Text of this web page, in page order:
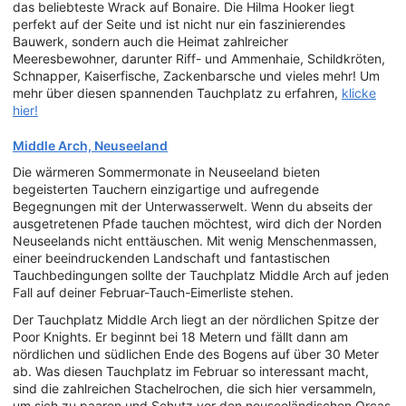
das beliebteste Wrack auf Bonaire. Die Hilma Hooker liegt
perfekt auf der Seite und ist nicht nur ein faszinierendes
Bauwerk, sondern auch die Heimat zahlreicher
Meeresbewohner, darunter Riff- und Ammenhaie, Schildkröten,
Schnapper, Kaiserfische, Zackenbarsche und vieles mehr! Um
mehr über diesen spannenden Tauchplatz zu erfahren, klicke
hier!
Middle Arch, Neuseeland
Die wärmeren Sommermonate in Neuseeland bieten
begeisterten Tauchern einzigartige und aufregende
Begegnungen mit der Unterwasserwelt. Wenn du abseits der
ausgetretenen Pfade tauchen möchtest, wird dich der Norden
Neuseelands nicht enttäuschen. Mit wenig Menschenmassen,
einer beeindruckenden Landschaft und fantastischen
Tauchbedingungen sollte der Tauchplatz Middle Arch auf jeden
Fall auf deiner Februar-Tauch-Eimerliste stehen.
Der Tauchplatz Middle Arch liegt an der nördlichen Spitze der
Poor Knights. Er beginnt bei 18 Metern und fällt dann am
nördlichen und südlichen Ende des Bogens auf über 30 Meter
ab. Was diesen Tauchplatz im Februar so interessant macht,
sind die zahlreichen Stachelrochen, die sich hier versammeln,